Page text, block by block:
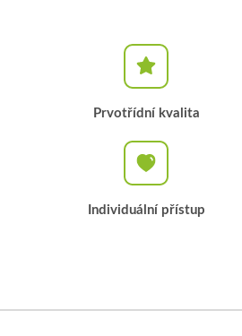
Prvotřídní kvalita
Individuální přístup